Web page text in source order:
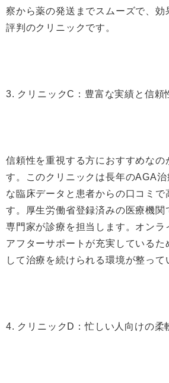
察から薬の発送までスムーズで、効
評判のクリニックです。
3. クリニックC：豊富な実績と信頼
信頼性を重視する方におすすめなの
す。このクリニックは長年のAGA
な臨床データと患者からの口コミで
す。厚生労働省登録済みの医療機
専門家が診療を担当します。オンラ
アフターサポートが充実しているた
して治療を続けられる環境が整って
4. クリニックD：忙しい人向けの柔